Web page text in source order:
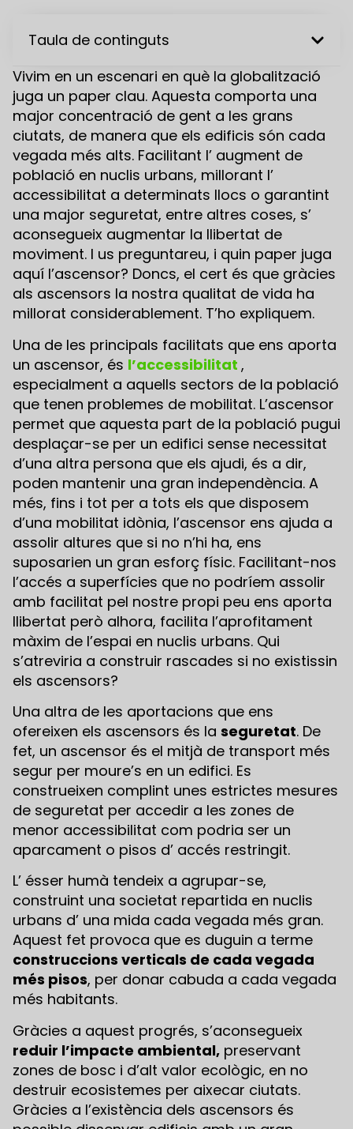
Taula de continguts
Vivim en un escenari en què la globalització
juga un paper clau. Aquesta comporta una
major concentració de gent a les grans
ciutats, de manera que els edificis són cada
vegada més alts. Facilitant l’ augment de
població en nuclis urbans, millorant l’
accessibilitat a determinats llocs o garantint
una major seguretat, entre altres coses, s’
aconsegueix augmentar la llibertat de
moviment. I us preguntareu, i quin paper juga
aquí l’ascensor? Doncs, el cert és que gràcies
als ascensors la nostra qualitat de vida ha
millorat considerablement. T’ho expliquem.
Una de les principals facilitats que ens aporta
un ascensor, és l’accessibilitat ,
especialment a aquells sectors de la població
que tenen problemes de mobilitat. L’ascensor
permet que aquesta part de la població pugui
desplaçar-se per un edifici sense necessitat
d’una altra persona que els ajudi, és a dir,
poden mantenir una gran independència. A
més, fins i tot per a tots els que disposem
d’una mobilitat idònia, l’ascensor ens ajuda a
assolir altures que si no n’hi ha, ens
suposarien un gran esforç físic. Facilitant-nos
l’accés a superfícies que no podríem assolir
amb facilitat pel nostre propi peu ens aporta
llibertat però alhora, facilita l’aprofitament
màxim de l’espai en nuclis urbans. Qui
s’atreviria a construir rascades si no existissin
els ascensors?
Una altra de les aportacions que ens
ofereixen els ascensors és la seguretat. De
fet, un ascensor és el mitjà de transport més
segur per moure’s en un edifici. Es
construeixen complint unes estrictes mesures
de seguretat per accedir a les zones de
menor accessibilitat com podria ser un
aparcament o pisos d’ accés restringit.
L’ ésser humà tendeix a agrupar-se,
construint una societat repartida en nuclis
urbans d’ una mida cada vegada més gran.
Aquest fet provoca que es duguin a terme
construccions verticals de cada vegada
més pisos, per donar cabuda a cada vegada
més habitants.
Gràcies a aquest progrés, s’aconsegueix
reduir l’impacte ambiental, preservant
zones de bosc i d’alt valor ecològic, en no
destruir ecosistemes per aixecar ciutats.
Gràcies a l’existència dels ascensors és